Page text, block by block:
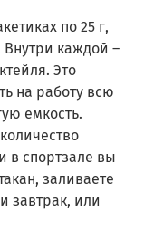
по 25 г,
Внутри каждой –
Это
на работу всю
емкость.
в спортзале вы
заливаете
завтрак, или